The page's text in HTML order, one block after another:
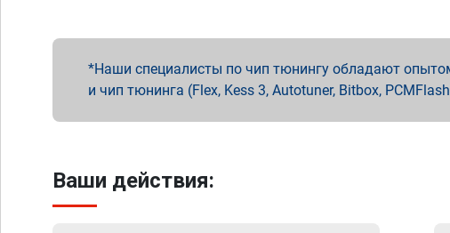
Наши специалисты по чип тюнингу обладают
и чип тюнинга (Flex, Kess 3, Autotuner, Bitbox,
Ваши действия: